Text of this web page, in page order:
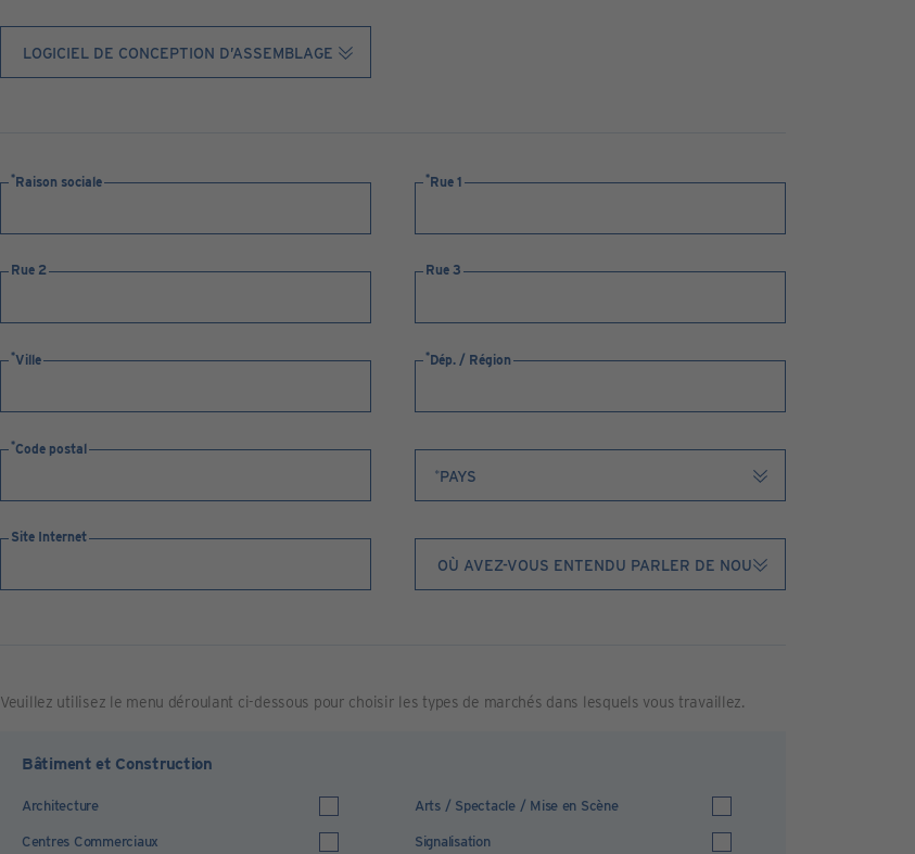
Raison sociale Rue 1
Rue 2 Rue 3
Ville Dép. / Région
Code postal
Site Internet
Veuillez utilisez le menu déroulant ci-dessous pour choisir les types de marchés dans lesquels vous travaillez.
Bâtiment et Construction
Architecture Arts / Spectacle / Mise en Scène
Centres Commerciaux Signalisation